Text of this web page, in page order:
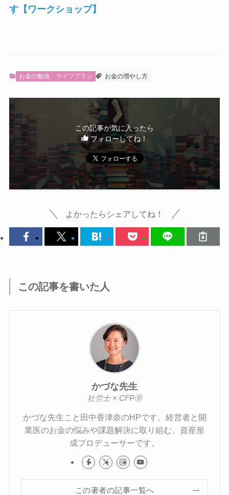
す【ワークショップ】
お金の勉強 ライフプラン お金の増やし方
この記事が気に入ったら
フォローしてね！
よかったらシェアしてね！
この記事を書いた人
かづな先生
社労士 × CFPⓇ
かづな先生こと田中香津奈のHPです。経営者と開
業医のお金の悩みや課題解決に取り組む、資産形
成プロデューサーです。
この著者の記事一覧へ